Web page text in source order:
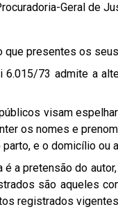
Geral de
que presentes os
6.015/73 admite a
visam
os nomes e
e o domicílio ou
é a pretensão do
são aqueles
registrados